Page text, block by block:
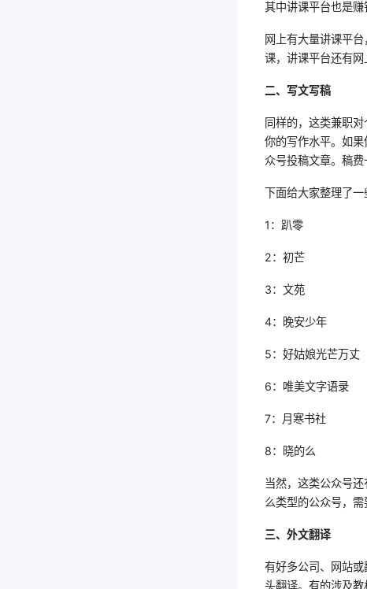
其中讲课平台也是赚
网上有大量讲课平
课，讲课平台还有网
二、写文写稿
同样的，这类兼职
你的写作水平。如
众号投稿文章。稿
下面给大家整理了一
1：趴零
2：初芒
3：文苑
4：晚安少年
5：好姑娘光芒万丈
6：唯美文字语录
7：月寒书社
8：晓的么
当然，这类公众号
么类型的公众号，
三、外文翻译
有好多公司、网站
头翻译。有的涉及教